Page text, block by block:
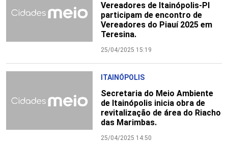
Vereadores de Itainópolis-PI
participam de encontro de
Vereadores do Piauí 2025 em
Teresina.
25/04/2025 15:19
ITAINÓPOLIS
Secretaria do Meio Ambiente
de Itainópolis inicia obra de
revitalização de área do Riacho
das Marimbas.
25/04/2025 14:50